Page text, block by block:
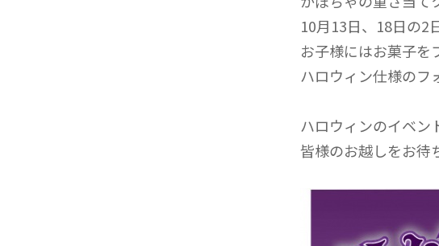
10月13日、18日の2
お子様にはお菓子を
ハロウィン仕様のフ
ハロウィンのイベン
皆様のお越しをお待